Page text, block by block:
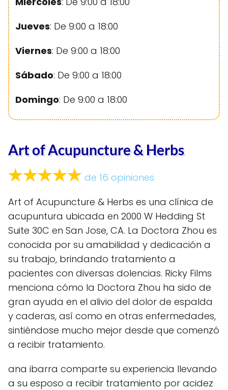
Jueves: De 9:00 a 18:00
Viernes: De 9:00 a 18:00
Sábado: De 9:00 a 18:00
Domingo: De 9:00 a 18:00
Art of Acupuncture & Herbs
de 16 opiniones
Art of Acupuncture & Herbs es una clínica de
acupuntura ubicada en 2000 W Hedding St
Suite 30C en San Jose, CA. La Doctora Zhou es
conocida por su amabilidad y dedicación a
su trabajo, brindando tratamiento a
pacientes con diversas dolencias. Ricky Films
menciona cómo la Doctora Zhou ha sido de
gran ayuda en el alivio del dolor de espalda
y caderas, así como en otras enfermedades,
sintiéndose mucho mejor desde que comenzó
a recibir tratamiento.
ana ibarra comparte su experiencia llevando
a su esposo a recibir tratamiento por acidez